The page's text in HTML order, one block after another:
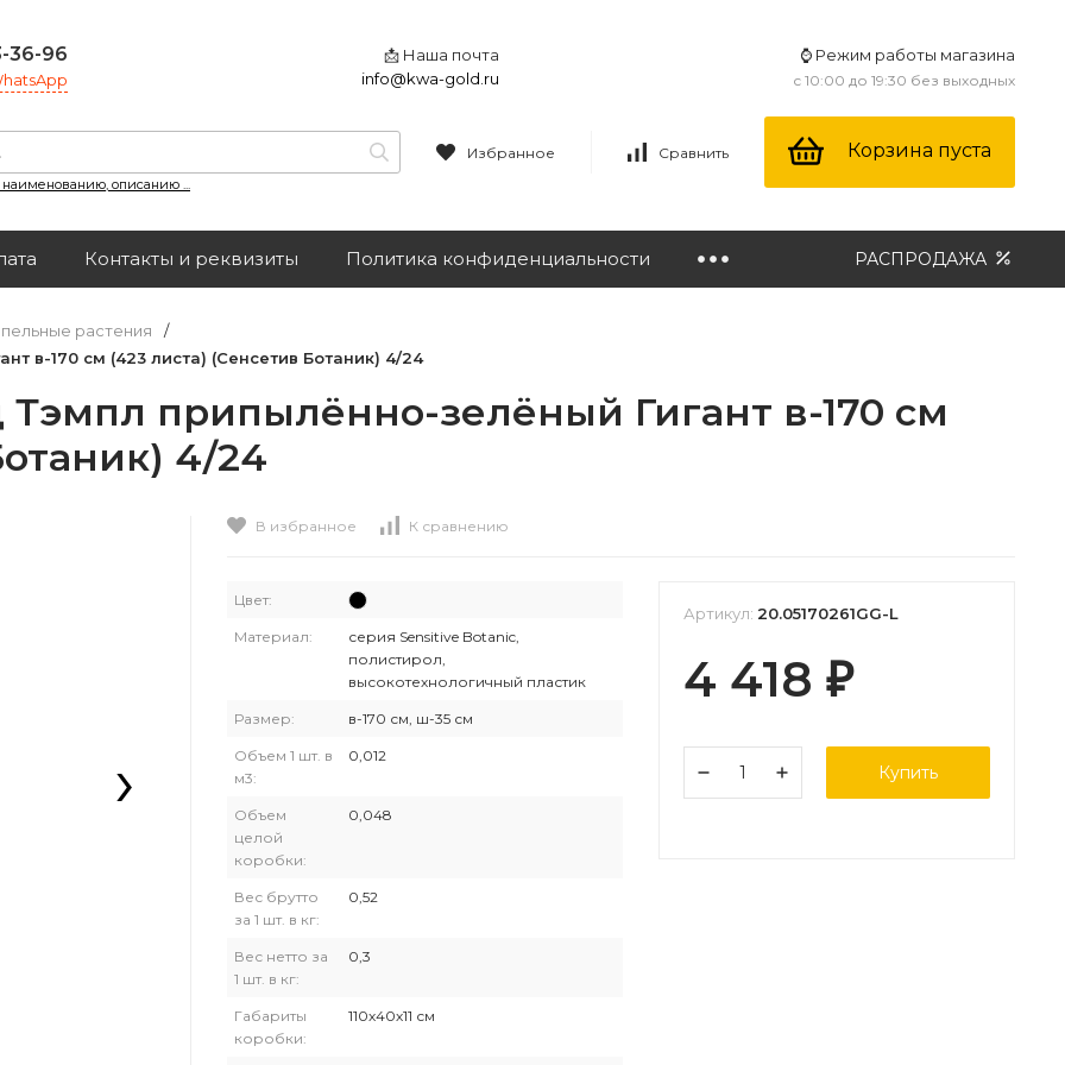
36-96
📩 Наша почта
info@kwa-gold.ru
⌚ Режим работы магазина
с 10:00 до 19:30 без выходных
наименованию, описанию ...
Избранное Сравнить Корзина пуста
Контакты и реквизиты Политика конфиденциальности РАСПРОДАЖА
растения
/
в-170 см (423 листа) (Сенсетив Ботаник) 4/24
припылённо-зелёный Гигант в-170 см
4/24
›
В избранное К сравнению
Цвет:
Материал:
серия Sensitive Botanic,
полистирол,
высокотехнологичный пластик
Размер: в-170 см, ш-35 см
Объем 1 шт. в
м3:
0,012
Объем
целой
коробки:
0,048
Вес брутто
за 1 шт. в кг:
0,52
Вес нетто за
1 шт. в кг:
0,3
Габариты
коробки:
110х40х11 см
Артикул: 20.05170261GG-L
4 418 ₽
Купить